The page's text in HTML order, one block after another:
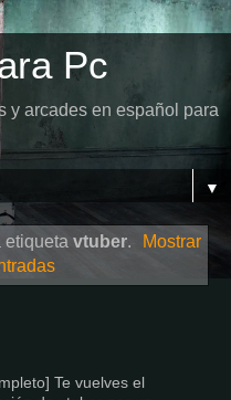
Pc
y arcades en español para
▼
etiqueta vtuber.
Mostrar
Te vuelves el